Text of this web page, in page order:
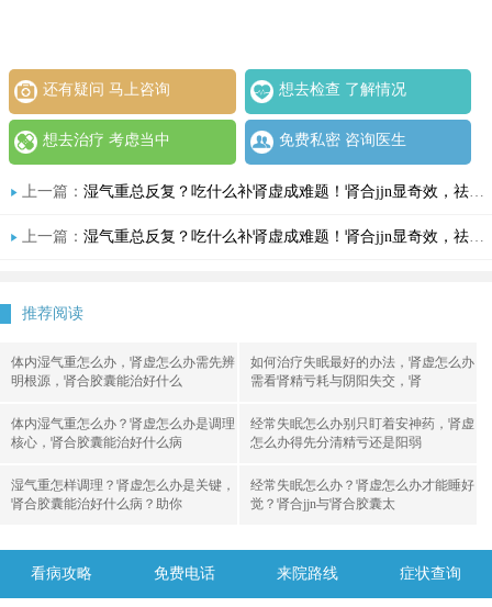
还有疑问 马上咨询 想去检查 了解情况
想去治疗 考虑当中 免费私密 咨询医生
上一篇： 湿气重总反复？吃什么补肾虚成难题！肾合jjn显奇效，祛湿调肾一步到位
上一篇： 湿气重总反复？吃什么补肾虚成难题！肾合jjn显奇效，祛湿调肾一步到位
推荐阅读
体内湿气重怎么办，肾虚怎么办需先辨
明根源，肾合胶囊能治好什么
如何治疗失眠最好的办法，肾虚怎么办
需看肾精亏耗与阴阳失交，肾
体内湿气重怎么办？肾虚怎么办是调理
核心，肾合胶囊能治好什么病
经常失眠怎么办别只盯着安神药，肾虚
怎么办得先分清精亏还是阳弱
湿气重怎样调理？肾虚怎么办是关键，
肾合胶囊能治好什么病？助你
经常失眠怎么办？肾虚怎么办才能睡好
觉？肾合jjn与肾合胶囊太
看病攻略 免费电话 来院路线 症状查询